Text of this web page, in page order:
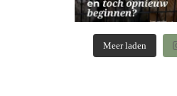
Meer laden